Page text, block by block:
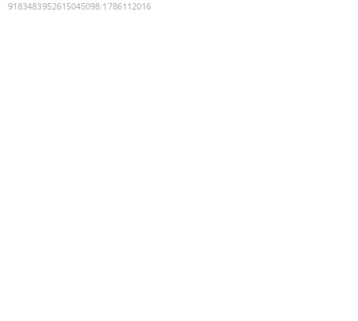
9183483952615045098:1786112016